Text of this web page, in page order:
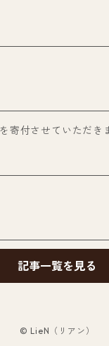
寄付させていただき
記事一覧を見る
© LieN（リアン）